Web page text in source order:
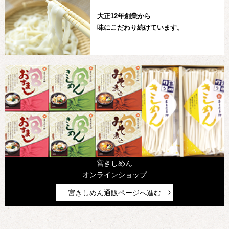
大正12年創業から
味にこだわり続けています。
宮きしめん
オンラインショップ
宮きしめん通販ページへ進む